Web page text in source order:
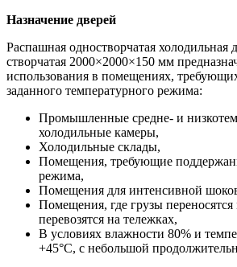
Назначение дверей
Распашная одностворчатая холодильная
створчатая 2000×2000×150 мм
использования в помещениях,
заданного температурного режима:
Промышленные средне- и
холодильные камеры,
Холодильные склады,
Помещения, требующие
режима,
Помещения для интенсивной
Помещения, где грузы
перевозятся на тележках,
В условиях влажности 80% и
+45°С, с небольшой